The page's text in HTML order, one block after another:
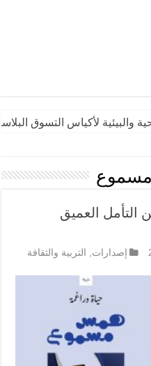
والبيئية لأكياس التسوق
العميق
إصدارات,
التربية والثقافة